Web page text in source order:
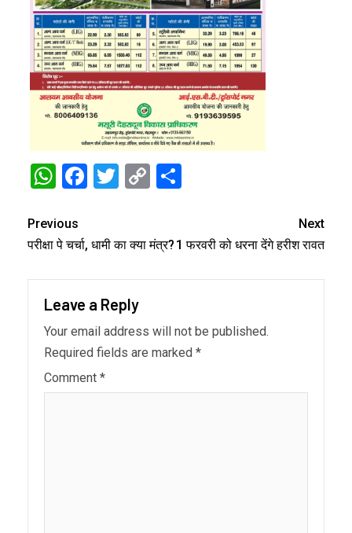
WhatsApp
Facebook
Twitter
Copy
Previous
परीक्षा पे चर्चा, धामी का क्या मंत्र?
Next
1 फरवरी को धरना देंगे हरीश रावत
Leave a Reply
Your email address will not be published.
Required fields are marked *
Comment *